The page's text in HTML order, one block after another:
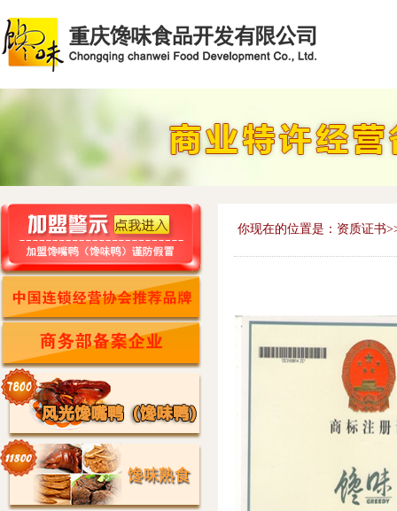
你现在的位置是：资质证书